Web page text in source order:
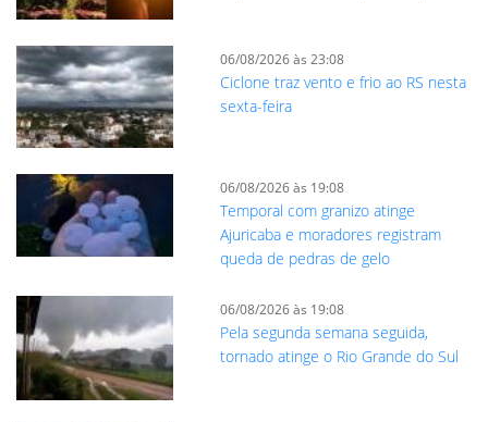
06/08/2026 às 23:08
Ciclone traz vento e frio ao RS nesta
sexta-feira
06/08/2026 às 19:08
Temporal com granizo atinge
Ajuricaba e moradores registram
queda de pedras de gelo
06/08/2026 às 19:08
Pela segunda semana seguida,
tornado atinge o Rio Grande do Sul